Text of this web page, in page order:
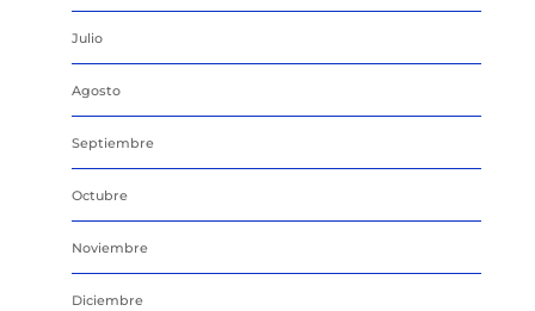
Julio
Agosto
Septiembre
Octubre
Noviembre
Diciembre